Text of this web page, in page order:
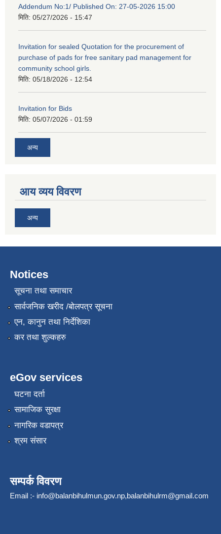
Addendum No:1/ Published On: 27-05-2026 15:00
मिति: 05/27/2026 - 15:47
Invitation for sealed Quotation for the procurement of
purchase of pads for free sanitary pad management for
community school girls.
मिति: 05/18/2026 - 12:54
Invitation for Bids
मिति: 05/07/2026 - 01:59
अन्य
आय व्यय विवरण
अन्य
Notices
सूचना तथा समाचार
सार्वजनिक खरीद /बोलपत्र सूचना
एन, कानुन तथा निर्देशिका
कर तथा शुल्कहरु
eGov services
घटना दर्ता
सामाजिक सुरक्षा
नागरिक वडापत्र
श्रम संसार
सम्पर्क विवरण
Email :- info@balanbihulmun.gov.np,balanbihulrm@gmail.com